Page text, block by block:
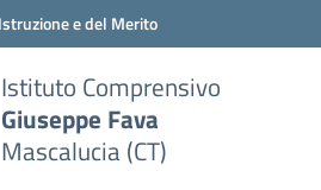
e del Merito
Istituto Comprensivo
Giuseppe Fava
Mascalucia (CT)